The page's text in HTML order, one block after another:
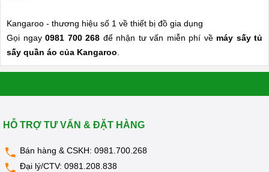
Kangaroo - thương hiệu số 1 về thiết bị đồ gia dụng
Gọi ngay 0981 700 268 để nhận tư vấn miễn phí về máy sấy tủ
sấy quần áo của Kangaroo
HỖ TRỢ TƯ VẤN & ĐẶT HÀNG
Bán hàng & CSKH: 0981.700.268
Đại lý/CTV: 0981.208.838